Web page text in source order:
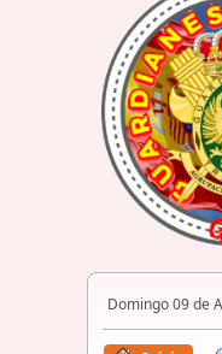
Domingo 09 de